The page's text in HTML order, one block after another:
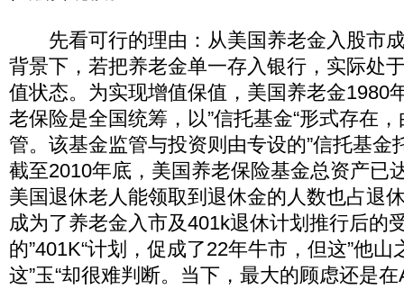
先看可行的理由：从美国养老金入股市
背景下，若把养老金单一存入银行，实际处
值状态。为实现增值保值，美国养老金1980
老保险是全国统筹，以”信托基金“形式存在
管。该基金监管与投资则由专设的”信托基金
截至2010年底，美国养老保险基金总资产已
美国退休老人能领取到退休金的人数也占退
成为了养老金入市及401k退休计划推行后的
的”401K“计划，促成了22年牛市，但这”他山
这”玉“却很难判断。当下，最大的顾虑还是